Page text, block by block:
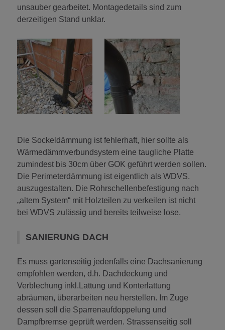
unsauber gearbeitet. Montagedetails sind zum
derzeitigen Stand unklar.
Die Sockeldämmung ist fehlerhaft, hier sollte als
Wärmedämmverbundsystem eine taugliche Platte
zumindest bis 30cm über GOK geführt werden sollen.
Die Perimeterdämmung ist eigentlich als WDVS.
auszugestalten. Die Rohrschellenbefestigung nach
„altem System“ mit Holzteilen zu verkeilen ist nicht
bei WDVS zulässig und bereits teilweise lose.
SANIERUNG DACH
Es muss gartenseitig jedenfalls eine Dachsanierung
empfohlen werden, d.h. Dachdeckung und
Verblechung inkl.Lattung und Konterlattung
abräumen, überarbeiten neu herstellen. Im Zuge
dessen soll die Sparrenaufdoppelung und
Dampfbremse geprüft werden. Strassenseitig soll